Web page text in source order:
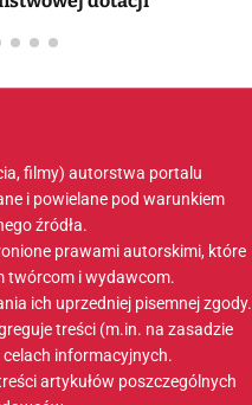
filmy) autorstwa portalu
i powielane pod warunkiem
źródła.
prawami autorskimi, które
twórcom i wydawcom.
ich uprzedniej pisemnej zgody.
treści (m.in. na zasadzie
informacyjnych.
artykułów poszczególnych